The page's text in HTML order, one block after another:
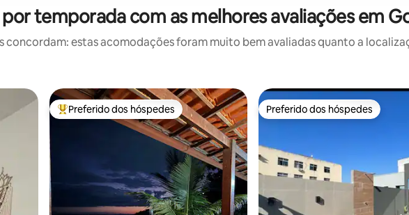
temporada com as melhores avaliações em
concordam: estas acomodações foram muito bem avaliadas quanto a
Entre os melhores preferidos dos hóspedes
Preferido dos hóspedes Preferido dos hóspedes
Preferido dos hóspedes